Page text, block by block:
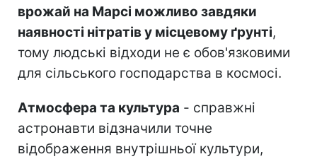
врожай на Марсі можливо завдяки
наявності нітратів у місцевому ґрунті,
тому людські відходи не є обов'язковими
для сільського господарства в космосі.
Атмосфера та культура - справжні
астронавти відзначили точне
відображення внутрішньої культури,